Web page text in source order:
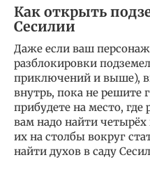
Как открыть
Сесилии
Даже если ваш
разблокировки
приключений и выше),
внутрь, пока не решите
прибудете на место, где
вам надо найти
их на столбы вокруг
найти духов в саду